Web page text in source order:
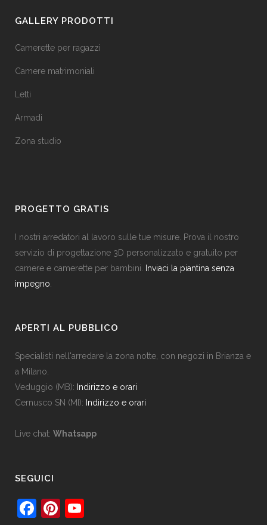
GALLERY PRODOTTI
Camerette per ragazzi
Camere matrimoniali
Letti
Armadi
Zona studio
PROGETTO GRATIS
I nostri arredatori al lavoro sulle tue misure. Prova il nostro
servizio di progettazione 3D personalizzato e gratuito per
camere e camerette per bambini.
Inviaci la piantina senza
impegno
APERTI AL PUBBLICO
Specialisti nell'arredare la zona notte, con negozi in Brianza e
a Milano.
Veduggio (MB): Indirizzo e orari
Cernusco SN (MI): Indirizzo e orari
Live chat: Whatsapp
SEGUICI
F
Pi